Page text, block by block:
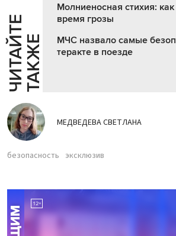
Ч
И
Т
АЙ
Т
Е
Т
А
К
ЖЕ
Молниеносная стихия:
время грозы
МЧС назвало самые
теракте в поезде
МЕДВЕДЕВА СВЕТЛАНА
безопасность эксклюзив